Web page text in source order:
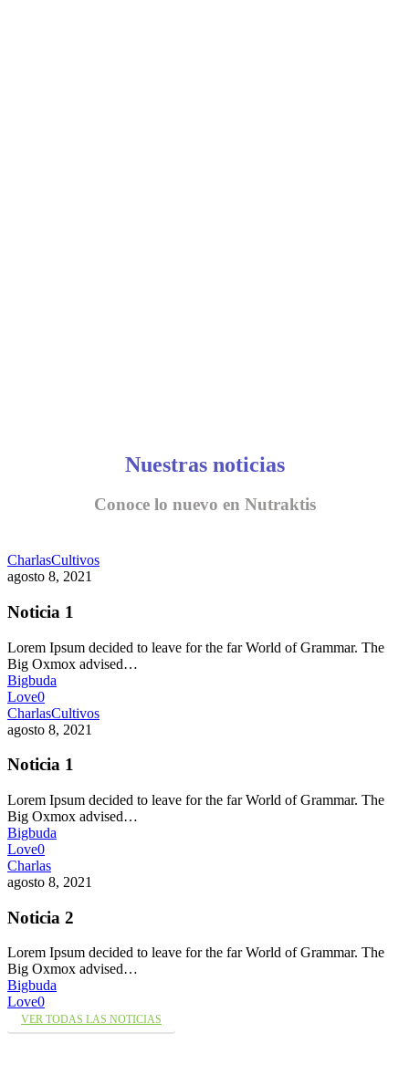
Nuestras noticias
Conoce lo nuevo en Nutraktis
CharlasCultivos
agosto 8, 2021
Noticia 1
Lorem Ipsum decided to leave for the far World of Grammar. The
Big Oxmox advised…
Bigbuda
Love0
CharlasCultivos
agosto 8, 2021
Noticia 1
Lorem Ipsum decided to leave for the far World of Grammar. The
Big Oxmox advised…
Bigbuda
Love0
Charlas
agosto 8, 2021
Noticia 2
Lorem Ipsum decided to leave for the far World of Grammar. The
Big Oxmox advised…
Bigbuda
Love0
VER TODAS LAS NOTICIAS